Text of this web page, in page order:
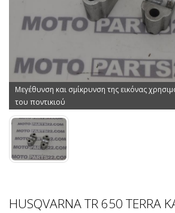
Μεγέθυνση και σμίκρυνση της εικόνας
του ποντικιού
HUSQVARNA TR 650 TERRA